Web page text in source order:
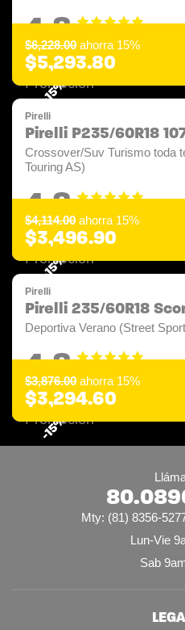
4.8
-15%
$6,228.00 ahorra 15%
$5,293.80
Pirelli
Pirelli P235/60R18
Crossover/Suv Turismo toda
Touring AS)
4.8
-15%
$4,114.00 ahorra 15%
$3,496.90
Pirelli
Pirelli 235/60R18
Deportiva Verano (Street
4.8
-15%
$3,876.00 ahorra 15%
$3,294.60
Mty: (81) 8356-
Lun-Vie
Sab